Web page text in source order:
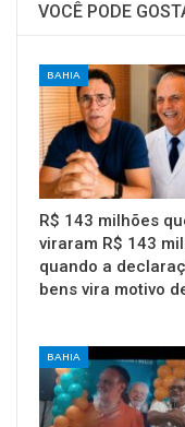
VOCÊ PODE
BAHIA
R$ 143 milhões
viraram R$ 143
quando a
bens vira motivo
BAHIA